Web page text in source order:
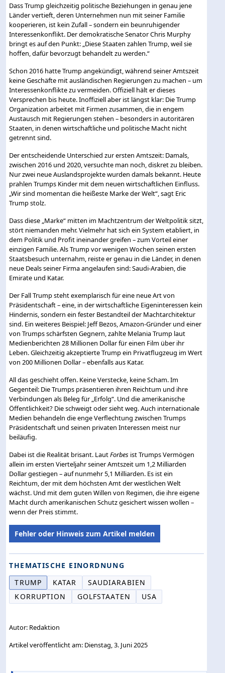
Dass Trump gleichzeitig politische Beziehungen in genau jene
Länder vertieft, deren Unternehmen nun mit seiner Familie
kooperieren, ist kein Zufall – sondern ein beunruhigender
Interessenkonflikt. Der demokratische Senator Chris Murphy
bringt es auf den Punkt: „Diese Staaten zahlen Trump, weil sie
hoffen, dafür bevorzugt behandelt zu werden.“
Schon 2016 hatte Trump angekündigt, während seiner Amtszeit
keine Geschäfte mit ausländischen Regierungen zu machen – um
Interessenkonflikte zu vermeiden. Offiziell hält er dieses
Versprechen bis heute. Inoffiziell aber ist längst klar: Die Trump
Organization arbeitet mit Firmen zusammen, die in engem
Austausch mit Regierungen stehen – besonders in autoritären
Staaten, in denen wirtschaftliche und politische Macht nicht
getrennt sind.
Der entscheidende Unterschied zur ersten Amtszeit: Damals,
zwischen 2016 und 2020, versuchte man noch, diskret zu bleiben.
Nur zwei neue Auslandsprojekte wurden damals bekannt. Heute
prahlen Trumps Kinder mit dem neuen wirtschaftlichen Einfluss.
„Wir sind momentan die heißeste Marke der Welt“, sagt Eric
Trump stolz.
Dass diese „Marke“ mitten im Machtzentrum der Weltpolitik sitzt,
stört niemanden mehr. Vielmehr hat sich ein System etabliert, in
dem Politik und Profit ineinander greifen – zum Vorteil einer
einzigen Familie. Als Trump vor wenigen Wochen seinen ersten
Staatsbesuch unternahm, reiste er genau in die Länder, in denen
neue Deals seiner Firma angelaufen sind: Saudi-Arabien, die
Emirate und Katar.
Der Fall Trump steht exemplarisch für eine neue Art von
Präsidentschaft – eine, in der wirtschaftliche Eigeninteressen kein
Hindernis, sondern ein fester Bestandteil der Machtarchitektur
sind. Ein weiteres Beispiel: Jeff Bezos, Amazon-Gründer und einer
von Trumps schärfsten Gegnern, zahlte Melania Trump laut
Medienberichten 28 Millionen Dollar für einen Film über ihr
Leben. Gleichzeitig akzeptierte Trump ein Privatflugzeug im Wert
von 200 Millionen Dollar – ebenfalls aus Katar.
All das geschieht offen. Keine Verstecke, keine Scham. Im
Gegenteil: Die Trumps präsentieren ihren Reichtum und ihre
Verbindungen als Beleg für „Erfolg“. Und die amerikanische
Öffentlichkeit? Die schweigt oder sieht weg. Auch internationale
Medien behandeln die enge Verflechtung zwischen Trumps
Präsidentschaft und seinen privaten Interessen meist nur
beiläufig.
Dabei ist die Realität brisant. LautForbes ist Trumps Vermögen
allein im ersten Vierteljahr seiner Amtszeit um 1,2 Milliarden
Dollar gestiegen – auf nunmehr 5,1 Milliarden. Es ist ein
Reichtum, der mit dem höchsten Amt der westlichen Welt
wächst. Und mit dem guten Willen von Regimen, die ihre eigene
Macht durch amerikanischen Schutz gesichert wissen wollen –
wenn der Preis stimmt.
Fehler oder Hinweis zum Artikel melden
THEMATISCHE EINORDNUNG
TRUMP
KATAR
SAUDIARABIEN
KORRUPTION
GOLFSTAATEN USA
Autor: Redaktion
Artikel veröffentlicht am: Dienstag, 3. Juni 2025